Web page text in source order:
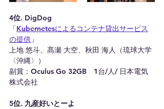
4位. DigDog
「Kubernetesによるコンテナ貸出サービス
の提供 」
上地 悠斗、髙瀬 大空、秋田 海人（琉球大学
〈沖縄〉）
副賞：Oculus Go 32GB　1台/人/ 日本電気
株式会社
5位. 九産好いとーよ